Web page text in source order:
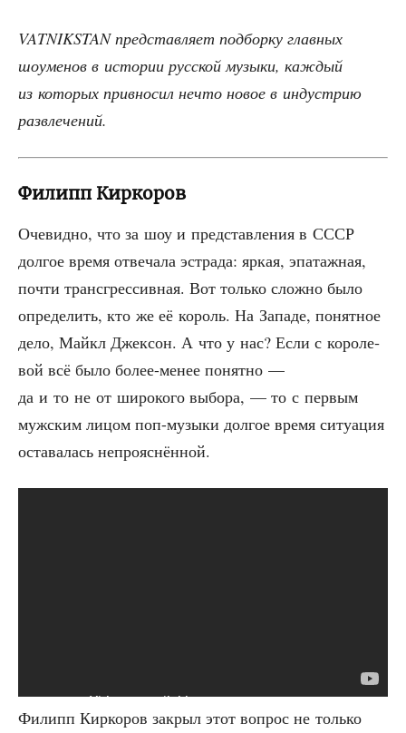
VATNIKSTAN пред­став­ля­ет под­бор­ку глав­ных
шоуме­нов в исто­рии рус­ской музы­ки, каж­дый
из кото­рых при­вно­сил нечто новое в инду­стрию
развлечений.
Филипп Киркоров
Оче­вид­но, что за шоу и пред­став­ле­ния в СССР
дол­гое вре­мя отве­ча­ла эст­ра­да: яркая, эпа­таж­ная,
почти транс­грес­сив­ная. Вот толь­ко слож­но было
опре­де­лить, кто же её король. На Запа­де, понят­ное
дело, Май­кл Джек­сон. А что у нас? Если с коро­ле­
вой всё было более-менее понят­но —
да и то не от широ­ко­го выбо­ра, — то с пер­вым
муж­ским лицом поп-музы­ки дол­гое вре­мя ситу­а­ция
оста­ва­лась непрояснённой.
Филипп Кир­ко­ров закрыл этот вопрос не толь­ко